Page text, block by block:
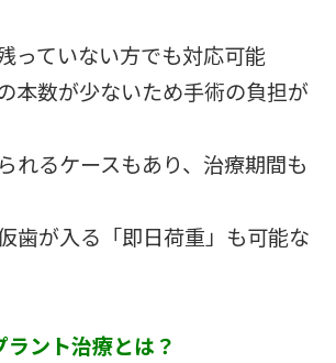
っていない方でも対応可能
本数が少ないため手術の負担が
れるケースもあり、治療期間も
歯が入る「即日荷重」も可能な
ラント治療とは？